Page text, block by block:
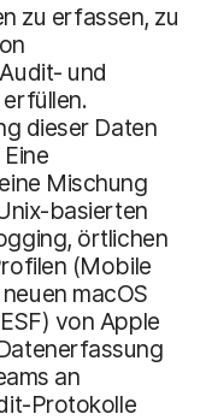
zu erfassen, zu
und
dieser Daten
Mischung
basierten
örtlichen
(Mobile
macOS
von Apple
an
Protokolle